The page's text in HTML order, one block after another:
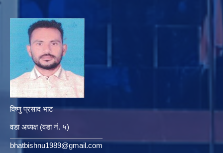
विष्णु प्रसाद भाट
वडा अध्यक्ष (वडा नं. ५)
bhatbishnu1989@gmail.com